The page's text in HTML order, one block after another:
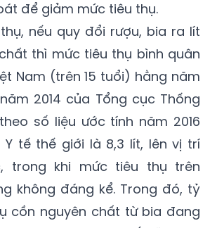
uống rượu, bia và Tỷ lệ người
ở mức nguy hại nên cần
để giảm mức tiêu thụ.
nếu quy đổi rượu, bia ra lít
thì mức tiêu thụ bình quân
Nam (trên 15 tuổi) hằng năm
2014 của Tổng cục Thống
số liệu ước tính năm 2016
Y tế thế giới là 8,3 lít, lên vị trí
trong khi mức tiêu thụ trên